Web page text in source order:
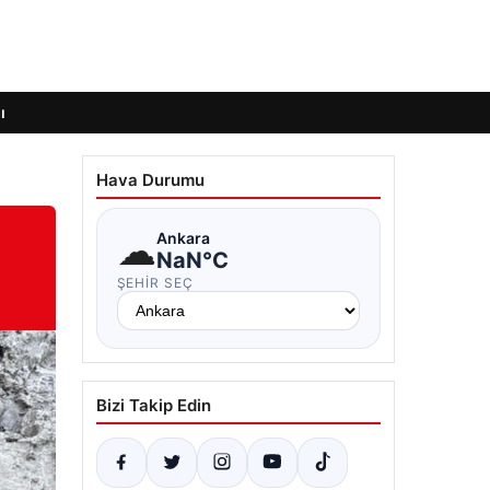
Hava Durumu
☁Ankara
NaN°C
ŞEHIR SEÇ
Bizi Takip Edin